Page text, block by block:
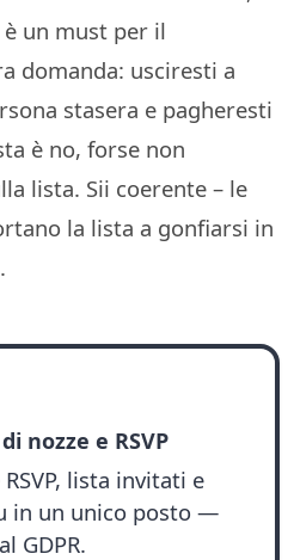
un must per il
domanda: usciresti a
stasera e pagheresti
è no, forse non
lista. Sii coerente – le
la lista a gonfiarsi in
nozze e RSVP
lista invitati e
in un unico posto —
GDPR.